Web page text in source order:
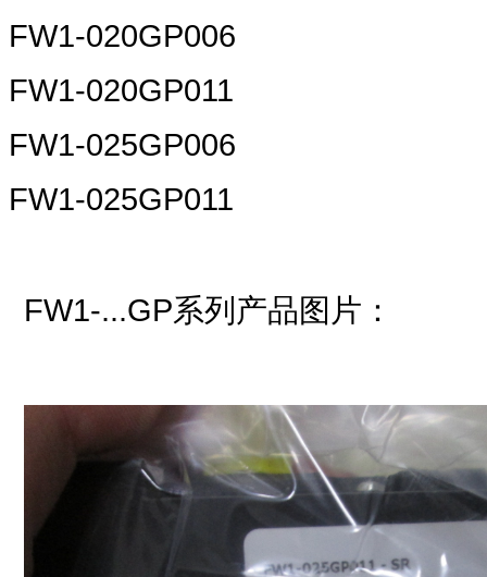
FW1-020GP006
FW1-020GP011
FW1-025GP006
FW1-025GP011
FW1-...GP系列产品图片：